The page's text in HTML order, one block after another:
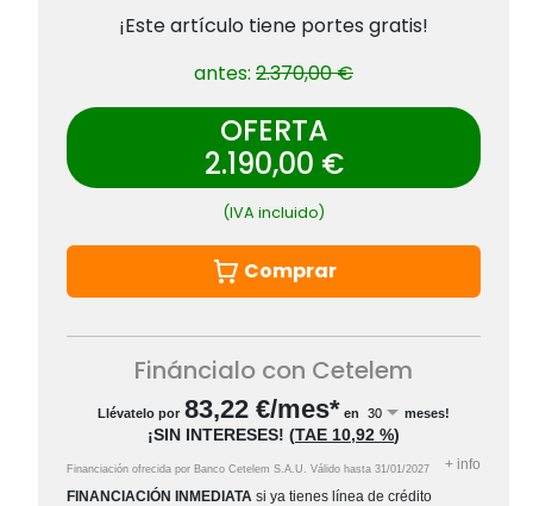
¡Este artículo tiene portes gratis!
antes: 2.370,00 €
OFERTA
2.190,00 €
(IVA incluido)
Comprar
Fináncialo con Cetelem
Llévatelo por 83,22 €/mes* en meses!
¡SIN INTERESES! (TAE 10,92 %)
Financiación ofrecida por Banco Cetelem S.A.U. Válido hasta 31/01/2027 + info
FINANCIACIÓN INMEDIATA si ya tienes línea de crédito